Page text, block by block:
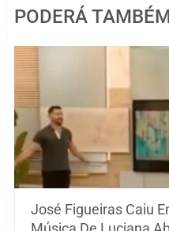
PODERÁ
José Figueiras Caiu